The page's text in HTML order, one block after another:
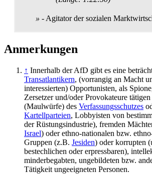
» - Agitator der sozialen
Anmerkungen
↑ Innerhalb der AfD gibt es eine
Transatlantikern, (vorrangig an Macht
interessierten) Opportunisten, als
Zersetzer und/oder Provokateure
(Maulwürfe) des Verfassungsschutzes
Kartellparteien, Lobbyisten von
der Rüstungsindustrie), fremden
Israel) oder ethno-nationalen bzw.
Gruppen (z.B. Jesiden) oder korrupten
bestechlichen oder erpressbaren),
minderbegabten, ungebildeten bzw.
Tätigkeit ungeeigneten Personen.